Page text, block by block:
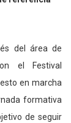
del área de
el Festival
en marcha
formativa
de seguir